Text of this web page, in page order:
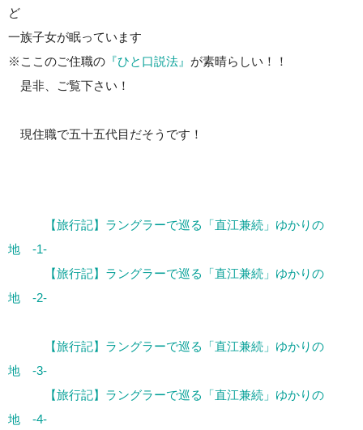
ど
一族子女が眠っています
※ここのご住職の 『ひと口説法』 が素晴らしい！！
是非、ご覧下さい！
現住職で五十五代目だそうです！
【旅行記】ラングラーで巡る「直江兼続」ゆかりの
地 -1-
【旅行記】ラングラーで巡る「直江兼続」ゆかりの
地 -2-
【旅行記】ラングラーで巡る「直江兼続」ゆかりの
地 -3-
【旅行記】ラングラーで巡る「直江兼続」ゆかりの
地 -4-